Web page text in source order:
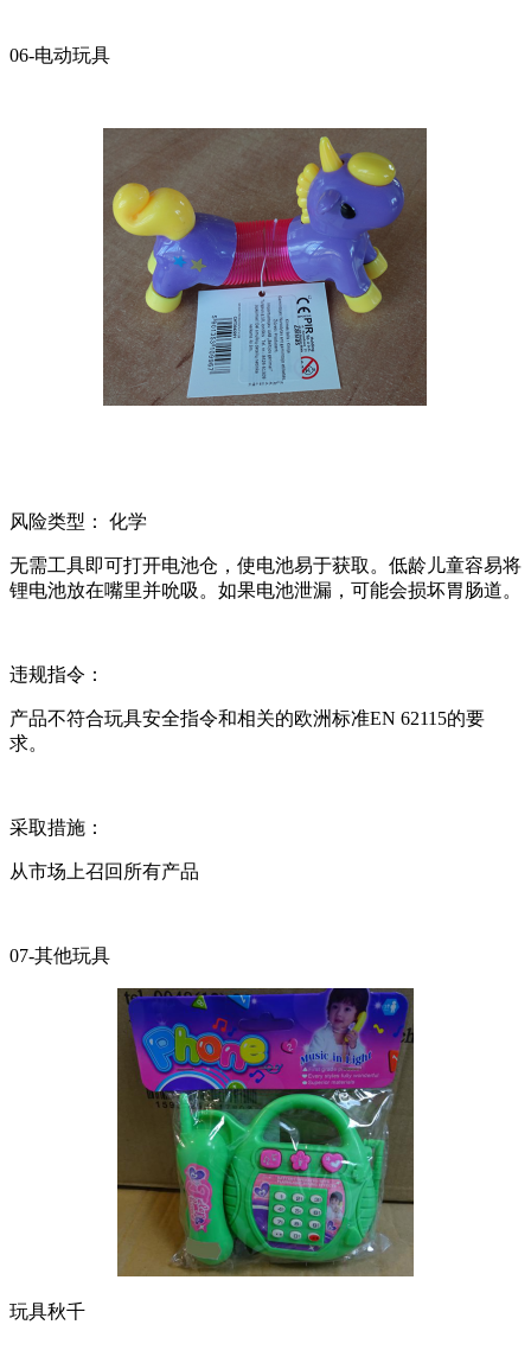
06-电动玩具
风险类型： 化学
无需工具即可打开电池仓，使电池易于获取。低龄儿童容易将
锂电池放在嘴里并吮吸。如果电池泄漏，可能会损坏胃肠道。
违规指令：
产品不符合玩具安全指令和相关的欧洲标准EN 62115的要
求。
采取措施：
从市场上召回所有产品
07-其他玩具
玩具秋千